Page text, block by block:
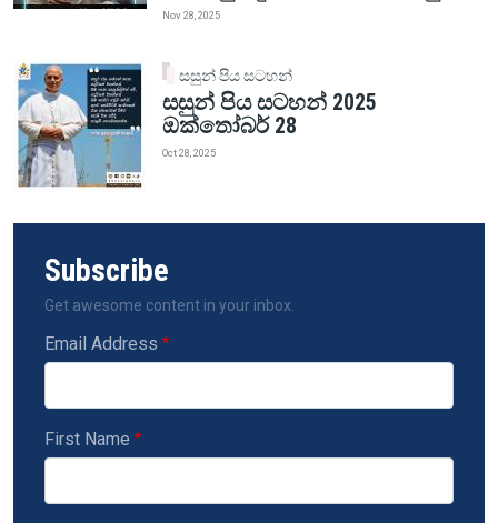
Nov 28, 2025
සසුන් පිය සටහන්
සසුන් පිය සටහන් 2025
ඔක්තෝබර් 28
Oct 28, 2025
Subscribe
Get awesome content in your inbox.
Email Address
First Name